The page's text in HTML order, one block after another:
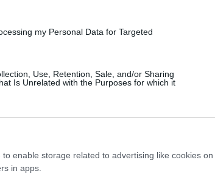
my Personal Data for Targeted
Use, Retention, Sale, and/or Sharing
Is Unrelated with the Purposes for which it
to enable storage related to advertising like cookies on
in apps.
Erdogan nem
görögökkel
azt állította, hogy a Görögország
rutinrepülés során török